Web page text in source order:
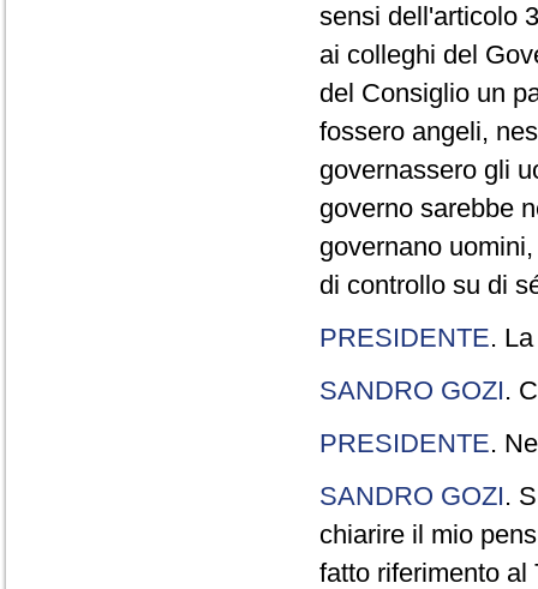
sensi dell'articolo
ai colleghi del
del Consiglio un
fossero angeli,
governassero gli
governo sarebbe
governano
di controllo su di
PRESIDENTE.
SANDRO GOZI.
PRESIDENTE.
SANDRO GOZI.
chiarire il mio
fatto riferimento al